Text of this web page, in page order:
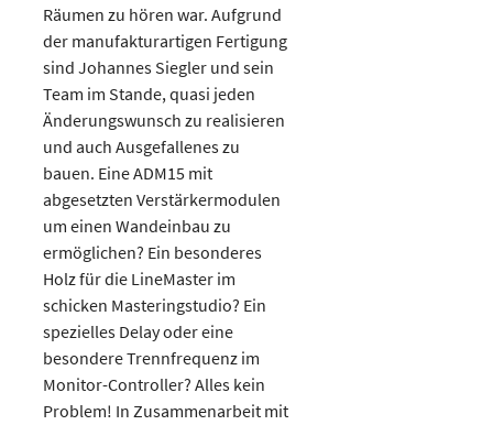
Räumen zu hören war. Aufgrund
der manufakturartigen Fertigung
sind Johannes Siegler und sein
Team im Stande, quasi jeden
Änderungswunsch zu realisieren
und auch Ausgefallenes zu
bauen. Eine ADM15 mit
abgesetzten Verstärkermodulen
um einen Wandeinbau zu
ermöglichen? Ein besonderes
Holz für die LineMaster im
schicken Masteringstudio? Ein
spezielles Delay oder eine
besondere Trennfrequenz im
Monitor-Controller? Alles kein
Problem! In Zusammenarbeit mit